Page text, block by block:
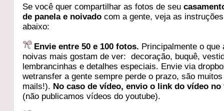
Se você quer compartilhar as fotos de seu
de panela e noivado com a gente, veja as instruções
abaixo:
Envie entre 50 e 100 fotos. Principalmente o que
noivas mais gostam de ver: decoração, buquê,
lembrancinhas e detalhes especiais. Envie via
wetransfer a gente sempre perde o prazo, são
mails!). No caso de vídeo, envio o link do vídeo no
(não publicamos vídeos do youtube).